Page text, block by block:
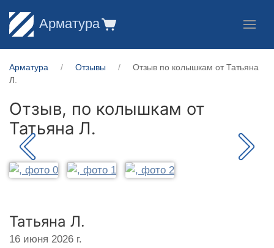
Арматура
Арматура Отзывы
Отзыв по колышкам от Татьяна
Л.
Отзыв, по колышкам от
Татьяна Л.
Татьяна Л.
16 июня 2026 г.